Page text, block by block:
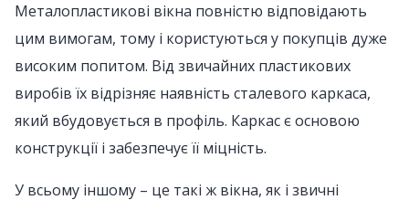
Металопластикові вікна повністю відповідають
цим вимогам, тому і користуються у покупців дуже
високим попитом. Від звичайних пластикових
виробів їх відрізняє наявність сталевого каркаса,
який вбудовується в профіль. Каркас є основою
конструкції і забезпечує її міцність.
У всьому іншому – це такі ж вікна, як і звичні